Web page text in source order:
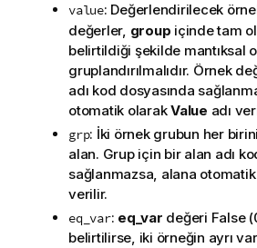
value: Değerlendirilecek
değerler, group içinde tam
belirtildiği şekilde mantıksal
gruplandırılmalıdır. Örnek
adı kod dosyasında
otomatik olarakValue adı
grp: İki örnek grubun her
alan. Grup için bir alan adı
sağlanmazsa, alana
verilir.
eq_var: eq_var değeri False
belirtilirse, iki örneğin ayrı